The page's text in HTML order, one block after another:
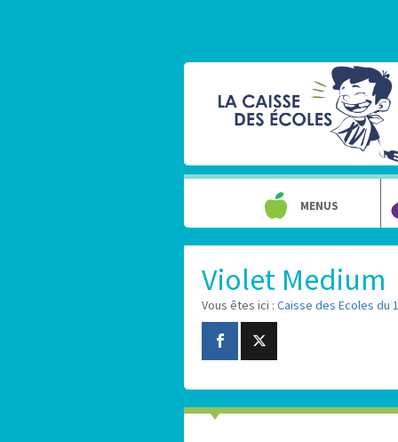
MENUS
Violet Medium
Vous êtes ici : Caisse des Ecoles du